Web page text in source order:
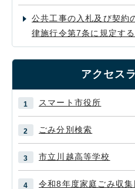
公共工事の入札及び契約
律施行令第7条に規定す
アクセス
スマート市役所
ごみ分別検索
市立川越高等学校
令和8年度家庭ごみ収集